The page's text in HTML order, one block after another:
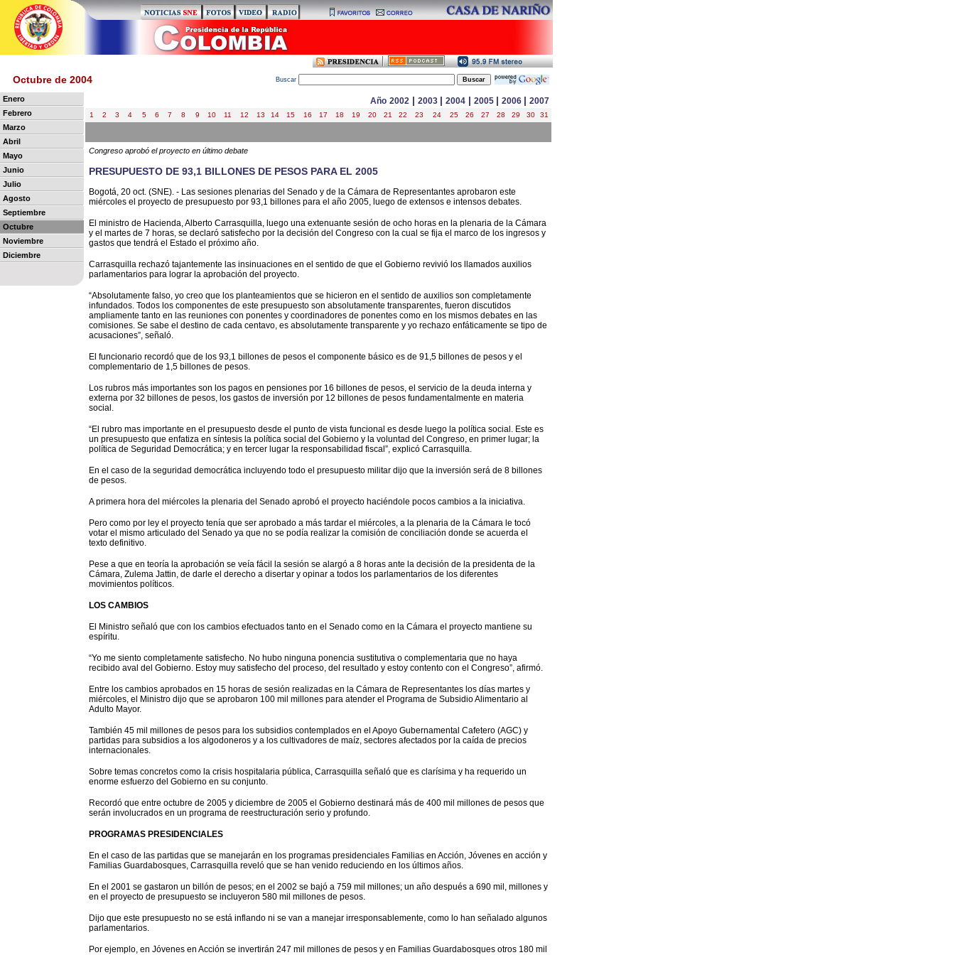
Octubre de 2004 Buscar
Enero
Febrero
Marzo
Abril
Mayo
Junio
Julio
Agosto
Septiembre
Octubre
Noviembre
Diciembre
Año 2002 | 2003 | 2004 | 2005 | 2006 | 2007
1 2 3 4 5 6 7 8 9 10 11 12 13 14 15 16 17 18 19 20 21 22 23 24 25 26 27 28 29 30 31
Congreso aprobó el proyecto en último debate
PRESUPUESTO DE 93,1 BILLONES DE PESOS PARA EL 2005
Bogotá, 20 oct. (SNE). - Las sesiones plenarias del Senado y de la Cámara de Representantes aprobaron este
miércoles el proyecto de presupuesto por 93,1 billones para el año 2005, luego de extensos e intensos debates.
El ministro de Hacienda, Alberto Carrasquilla, luego una extenuante sesión de ocho horas en la plenaria de la Cámara
y el martes de 7 horas, se declaró satisfecho por la decisión del Congreso con la cual se fija el marco de los ingresos y
gastos que tendrá el Estado el próximo año.
Carrasquilla rechazó tajantemente las insinuaciones en el sentido de que el Gobierno revivió los llamados auxilios
parlamentarios para lograr la aprobación del proyecto.
“Absolutamente falso, yo creo que los planteamientos que se hicieron en el sentido de auxilios son completamente
infundados. Todos los componentes de este presupuesto son absolutamente transparentes, fueron discutidos
ampliamente tanto en las reuniones con ponentes y coordinadores de ponentes como en los mismos debates en las
comisiones. Se sabe el destino de cada centavo, es absolutamente transparente y yo rechazo enfáticamente se tipo de
acusaciones”, señaló.
El funcionario recordó que de los 93,1 billones de pesos el componente básico es de 91,5 billones de pesos y el
complementario de 1,5 billones de pesos.
Los rubros más importantes son los pagos en pensiones por 16 billones de pesos, el servicio de la deuda interna y
externa por 32 billones de pesos, los gastos de inversión por 12 billones de pesos fundamentalmente en materia
social.
“El rubro mas importante en el presupuesto desde el punto de vista funcional es desde luego la política social. Este es
un presupuesto que enfatiza en síntesis la política social del Gobierno y la voluntad del Congreso, en primer lugar; la
política de Seguridad Democrática; y en tercer lugar la responsabilidad fiscal”, explicó Carrasquilla.
En el caso de la seguridad democrática incluyendo todo el presupuesto militar dijo que la inversión será de 8 billones
de pesos.
A primera hora del miércoles la plenaria del Senado aprobó el proyecto haciéndole pocos cambios a la iniciativa.
Pero como por ley el proyecto tenía que ser aprobado a más tardar el miércoles, a la plenaria de la Cámara le tocó
votar el mismo articulado del Senado ya que no se podía realizar la comisión de conciliación donde se acuerda el
texto definitivo.
Pese a que en teoría la aprobación se veía fácil la sesión se alargó a 8 horas ante la decisión de la presidenta de la
Cámara, Zulema Jattin, de darle el derecho a disertar y opinar a todos los parlamentarios de los diferentes
movimientos políticos.
LOS CAMBIOS
El Ministro señaló que con los cambios efectuados tanto en el Senado como en la Cámara el proyecto mantiene su
espíritu.
“Yo me siento completamente satisfecho. No hubo ninguna ponencia sustitutiva o complementaria que no haya
recibido aval del Gobierno. Estoy muy satisfecho del proceso, del resultado y estoy contento con el Congreso”, afirmó.
Entre los cambios aprobados en 15 horas de sesión realizadas en la Cámara de Representantes los días martes y
miércoles, el Ministro dijo que se aprobaron 100 mil millones para atender el Programa de Subsidio Alimentario al
Adulto Mayor.
También 45 mil millones de pesos para los subsidios contemplados en el Apoyo Gubernamental Cafetero (AGC) y
partidas para subsidios a los algodoneros y a los cultivadores de maíz, sectores afectados por la caída de precios
internacionales.
Sobre temas concretos como la crisis hospitalaria pública, Carrasquilla señaló que es clarísima y ha requerido un
enorme esfuerzo del Gobierno en su conjunto.
Recordó que entre octubre de 2005 y diciembre de 2005 el Gobierno destinará más de 400 mil millones de pesos que
serán involucrados en un programa de reestructuración serio y profundo.
PROGRAMAS PRESIDENCIALES
En el caso de las partidas que se manejarán en los programas presidenciales Familias en Acción, Jóvenes en acción y
Familias Guardabosques, Carrasquilla reveló que se han venido reduciendo en los últimos años.
En el 2001 se gastaron un billón de pesos; en el 2002 se bajó a 759 mil millones; un año después a 690 mil, millones y
en el proyecto de presupuesto se incluyeron 580 mil millones de pesos.
Dijo que este presupuesto no se está inflando ni se van a manejar irresponsablemente, como lo han señalado algunos
parlamentarios.
Por ejemplo, en Jóvenes en Acción se invertirán 247 mil millones de pesos y en Familias Guardabosques otros 180 mil